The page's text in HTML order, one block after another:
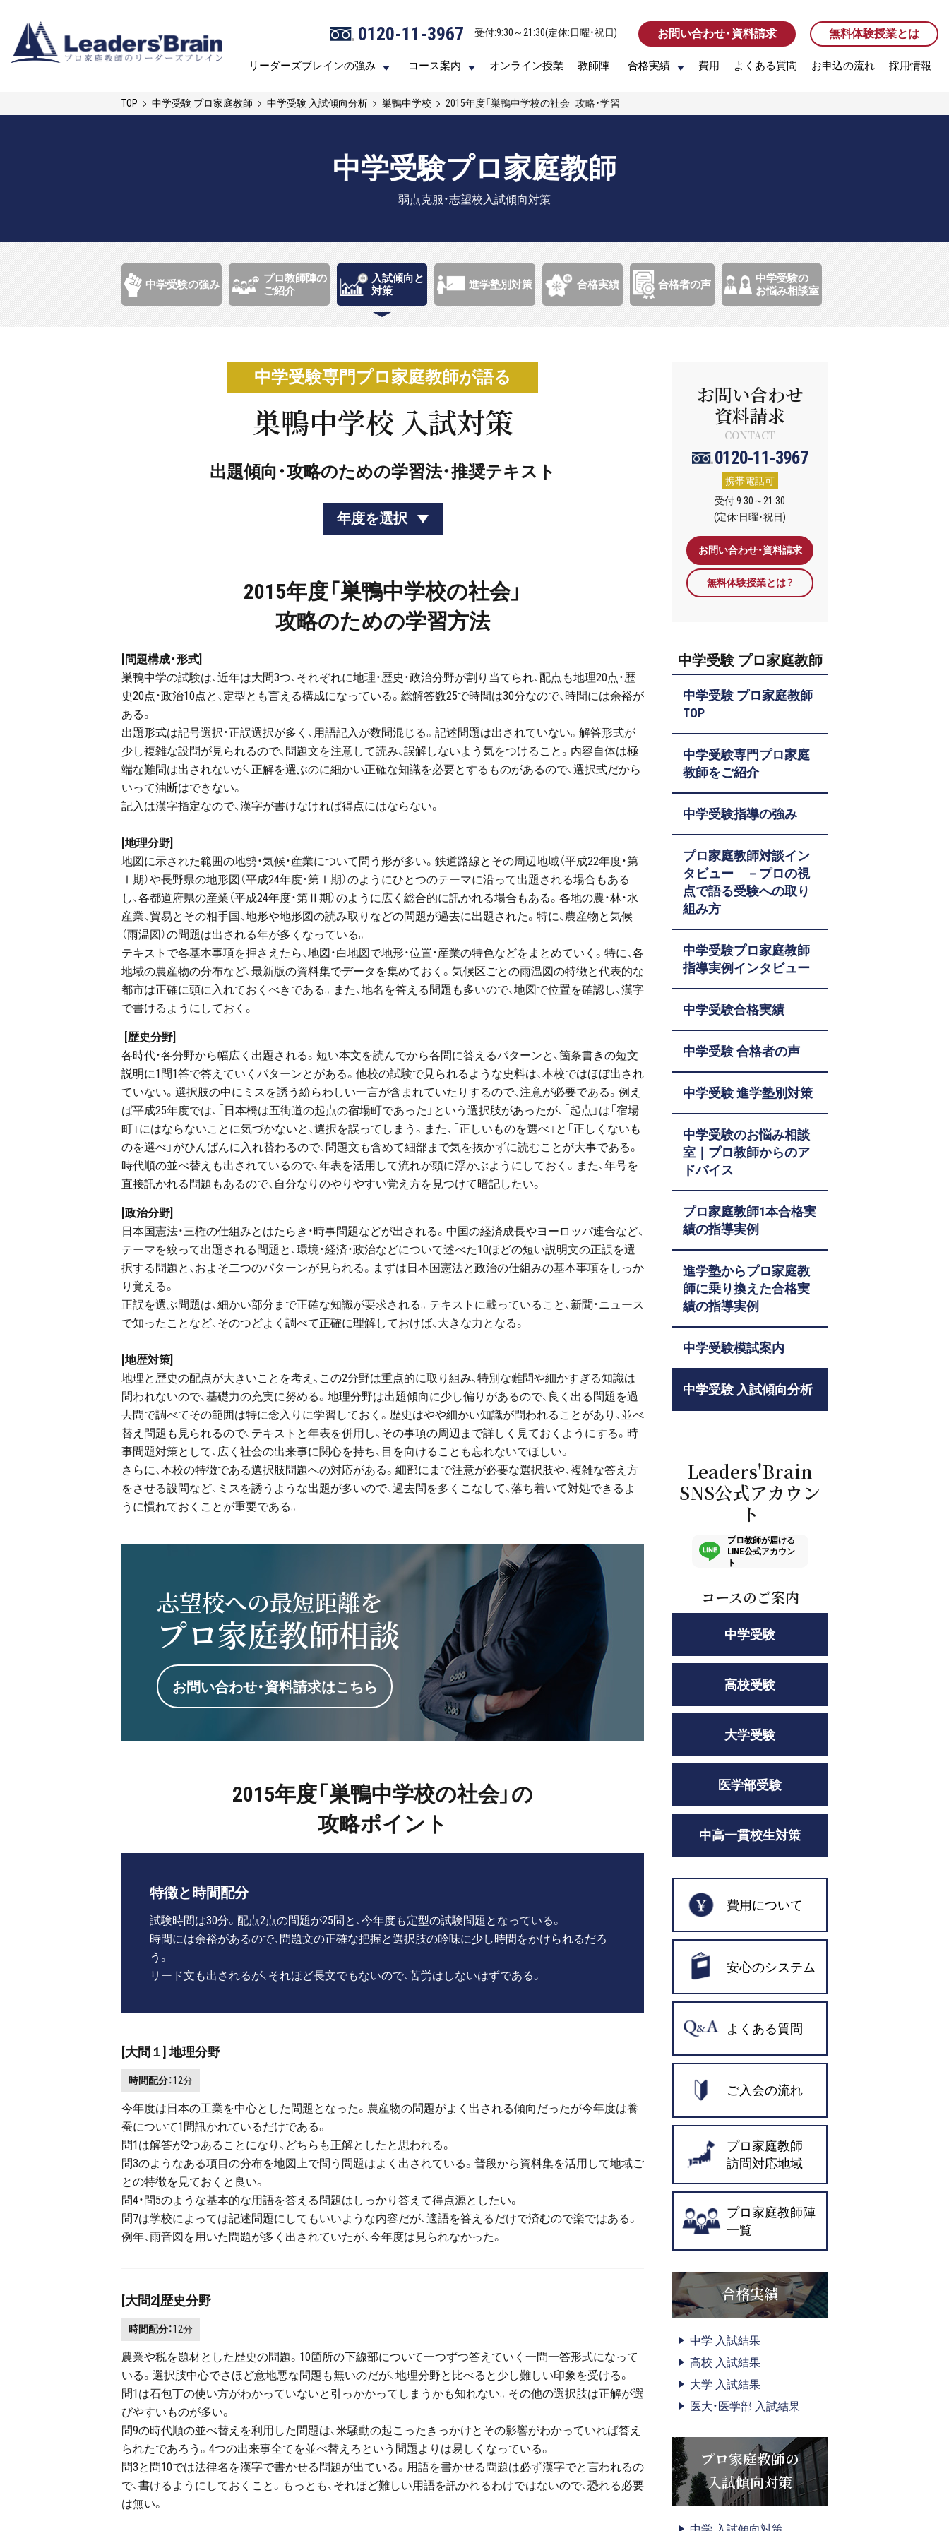
0120-11-3967 受付:9:30～21:30(定休:日曜・祝日) お問い合わせ・資料請求 無料体験授業とは
リーダーズブレインの強み コース案内 オンライン授業 教師陣 合格実績 費用 よくある質問 お申込の流れ 採用情報
0120-11-3967 受付:9:30～21:30(定休:日曜・祝日) お問い合わせ・資料請求 無料体験授業とは
リーダーズブレインの強み コース案内 オンライン授業 教師陣 合格実績 費用 よくある質問 お申込の流れ 採用情報
TOP 中学受験 プロ家庭教師 中学受験 入試傾向分析 巣鴨中学校 2015年度「巣鴨中学校の社会」攻略・学習
中学受験プロ家庭教師
弱点克服・志望校入試傾向対策
中学受験の強み
プロ教師陣の
ご紹介
入試傾向と
対策
進学塾別対策 合格実績 合格者の声
中学受験の
お悩み相談室
中学受験専門プロ家庭教師が語る
巣鴨中学校 入試対策
出題傾向・攻略のための学習法・推奨テキスト
年度を選択
2015年度「巣鴨中学校の社会」
攻略のための学習方法
[問題構成・形式]
巣鴨中学の試験は、近年は大問3つ、それぞれに地理・歴史・政治分野が割り当てられ、配点も地理20点・歴
史20点・政治10点と、定型とも言える構成になっている。総解答数25で時間は30分なので、時間には余裕が
ある。
出題形式は記号選択・正誤選択が多く、用語記入が数問混じる。記述問題は出されていない。解答形式が
少し複雑な設問が見られるので、問題文を注意して読み、誤解しないよう気をつけること。内容自体は極
端な難問は出されないが、正解を選ぶのに細かい正確な知識を必要とするものがあるので、選択式だから
いって油断はできない。
記入は漢字指定なので、漢字が書けなければ得点にはならない。
[地理分野]
地図に示された範囲の地勢・気候・産業について問う形が多い。鉄道路線とその周辺地域（平成22年度・第
Ⅰ期）や長野県の地形図（平成24年度・第Ⅰ期）のようにひとつのテーマに沿って出題される場合もある
し、各都道府県の産業（平成24年度・第Ⅱ期）のように広く総合的に訊かれる場合もある。各地の農・林・水
産業、貿易とその相手国、地形や地形図の読み取りなどの問題が過去に出題された。特に、農産物と気候
（雨温図）の問題は出される年が多くなっている。
テキストで各基本事項を押さえたら、地図・白地図で地形・位置・産業の特色などをまとめていく。特に、各
地域の農産物の分布など、最新版の資料集でデータを集めておく。気候区ごとの雨温図の特徴と代表的な
都市は正確に頭に入れておくべきである。また、地名を答える問題も多いので、地図で位置を確認し、漢字
で書けるようにしておく。
[歴史分野]
各時代・各分野から幅広く出題される。短い本文を読んでから各問に答えるパターンと、箇条書きの短文
説明に1問1答で答えていくパターンとがある。他校の試験で見られるような史料は、本校ではほぼ出され
ていない。選択肢の中にミスを誘う紛らわしい一言が含まれていたりするので、注意が必要である。例え
ば平成25年度では、「日本橋は五街道の起点の宿場町であった」という選択肢があったが、「起点」は「宿場
町」にはならないことに気づかないと、選択を誤ってしまう。また、「正しいものを選べ」と「正しくないも
のを選べ」がひんぱんに入れ替わるので、問題文も含めて細部まで気を抜かずに読むことが大事である。
時代順の並べ替えも出されているので、年表を活用して流れが頭に浮かぶようにしておく。また、年号を
直接訊かれる問題もあるので、自分なりのやりやすい覚え方を見つけて暗記したい。
[政治分野]
日本国憲法・三権の仕組みとはたらき・時事問題などが出される。中国の経済成長やヨーロッパ連合など、
テーマを絞って出題される問題と、環境・経済・政治などについて述べた10ほどの短い説明文の正誤を選
択する問題と、およそ二つのパターンが見られる。まずは日本国憲法と政治の仕組みの基本事項をしっか
り覚える。
正誤を選ぶ問題は、細かい部分まで正確な知識が要求される。テキストに載っていること、新聞・ニュース
で知ったことなど、そのつどよく調べて正確に理解しておけば、大きな力となる。
[地歴対策]
地理と歴史の配点が大きいことを考え、この2分野は重点的に取り組み、特別な難問や細かすぎる知識は
問われないので、基礎力の充実に努める。地理分野は出題傾向に少し偏りがあるので、良く出る問題を過
去問で調べてその範囲は特に念入りに学習しておく。歴史はやや細かい知識が問われることがあり、並べ
替え問題も見られるので、テキストと年表を併用し、その事項の周辺まで詳しく見ておくようにする。時
事問題対策として、広く社会の出来事に関心を持ち、目を向けることも忘れないでほしい。
さらに、本校の特徴である選択肢問題への対応がある。細部にまで注意が必要な選択肢や、複雑な答え方
をさせる設問など、ミスを誘うような出題が多いので、過去問を多くこなして、落ち着いて対処できるよ
うに慣れておくことが重要である。
志望校への最短距離を
プロ家庭教師相談
お問い合わせ・資料請求はこちら
2015年度「巣鴨中学校の社会」の
攻略ポイント
特徴と時間配分
試験時間は30分。配点2点の問題が25問と、今年度も定型の試験問題となっている。
時間には余裕があるので、問題文の正確な把握と選択肢の吟味に少し時間をかけられるだろ
う。
リード文も出されるが、それほど長文でもないので、苦労はしないはずである。
[大問１] 地理分野
時間配分：12分
今年度は日本の工業を中心とした問題となった。農産物の問題がよく出される傾向だったが今年度は養
蚕について1問訊かれているだけである。
問1は解答が2つあることになり、どちらも正解としたと思われる。
問3のようなある項目の分布を地図上で問う問題はよく出されている。普段から資料集を活用して地域ご
との特徴を見ておくと良い。
問4・問5のような基本的な用語を答える問題はしっかり答えて得点源としたい。
問7は学校によっては記述問題にしてもいいような内容だが、適語を答えるだけで済むので楽ではある。
例年、雨音図を用いた問題が多く出されていたが、今年度は見られなかった。
[大問2]歴史分野
時間配分：12分
農業や税を題材とした歴史の問題。10箇所の下線部について一つずつ答えていく一問一答形式になって
いる。選択肢中心でさほど意地悪な問題も無いのだが、地理分野と比べると少し難しい印象を受ける。
問1は石包丁の使い方がわかっていないと引っかかってしまうかも知れない。その他の選択肢は正解が選
びやすいものが多い。
問9の時代順の並べ替えを利用した問題は、米騒動の起こったきっかけとその影響がわかっていれば答え
られたであろう。4つの出来事全てを並べ替えろという問題よりは易しくなっている。
問3と問10では法律名を漢字で書かせる問題が出ている。用語を書かせる問題は必ず漢字でと言われるの
で、書けるようにしておくこと。もっとも、それほど難しい用語を訊かれるわけではないので、恐れる必要
は無い。
お問い合わせ
資料請求
CONTACT
0120-11-3967
携帯電話可
受付:9:30～21:30
(定休:日曜・祝日)
お問い合わせ・資料請求
無料体験授業とは？
中学受験 プロ家庭教師
中学受験 プロ家庭教師
TOP
中学受験専門プロ家庭
教師をご紹介
中学受験指導の強み
プロ家庭教師対談イン
タビュー －プロの視
点で語る受験への取り
組み方
中学受験プロ家庭教師
指導実例インタビュー
中学受験合格実績
中学受験 合格者の声
中学受験 進学塾別対策
中学受験のお悩み相談
室｜プロ教師からのア
ドバイス
プロ家庭教師1本合格実
績の指導実例
進学塾からプロ家庭教
師に乗り換えた合格実
績の指導実例
中学受験模試案内
中学受験 入試傾向分析
Leaders'Brain
SNS公式アカウン
ト
プロ教師が届ける
LINE公式アカウン
ト
コースのご案内
中学受験
高校受験
大学受験
医学部受験
中高一貫校生対策
費用について
安心のシステム
よくある質問
ご入会の流れ
プロ家庭教師
訪問対応地域
プロ家庭教師陣
一覧
合格実績
中学 入試結果
高校 入試結果
大学 入試結果
医大・医学部 入試結果
プロ家庭教師の
入試傾向対策